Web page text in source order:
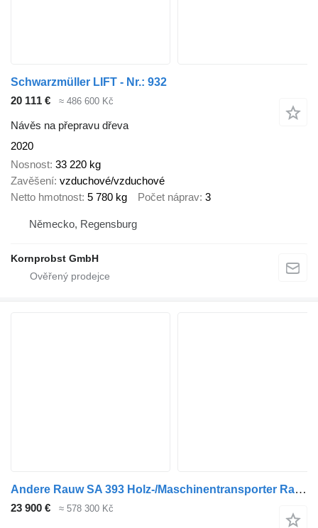
Schwarzmüller LIFT - Nr.: 932
20 111 €
≈ 486 600 Kč
Návěs na přepravu dřeva
2020
Nosnost 33 220 kg
Zavěšení vzduchové/vzduchové
Netto hmotnost 5 780 kg Počet náprav 3
Německo, Regensburg
Kornprobst GmbH
Andere Rauw SA 393 Holz-/Maschinentransporter Radmulde
23 900 € ≈ 578 300 Kč